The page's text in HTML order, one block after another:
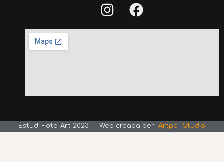
Estudi Foto-Art 2023 | Web creada per Artpe · Studio